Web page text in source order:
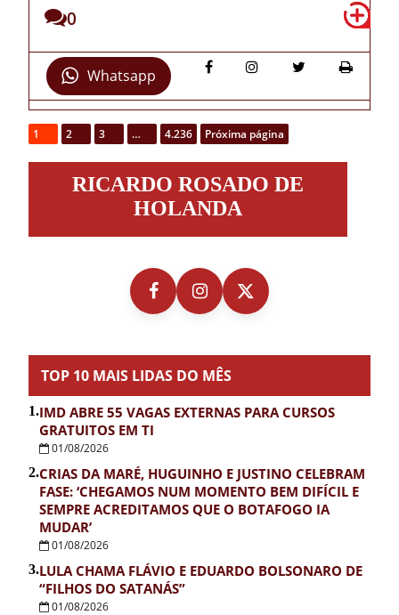
0
Whatsapp
1 2 3 … 4.236 Próxima página
RosadoRICARDO ROSADO DE
HOLANDA
TOP 10 MAIS LIDAS DO MÊS
1.IMD ABRE 55 VAGAS EXTERNAS PARA CURSOS
GRATUITOS EM TI
01/08/2026
2.CRIAS DA MARÉ, HUGUINHO E JUSTINO CELEBRAM
FASE: ‘CHEGAMOS NUM MOMENTO BEM DIFÍCIL E
SEMPRE ACREDITAMOS QUE O BOTAFOGO IA
MUDAR’
01/08/2026
3.LULA CHAMA FLÁVIO E EDUARDO BOLSONARO DE
“FILHOS DO SATANÁS”
01/08/2026